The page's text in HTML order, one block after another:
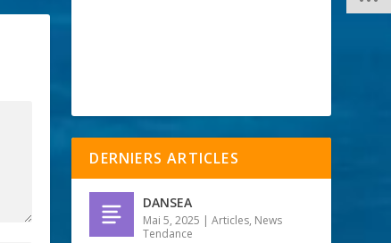
DERNIERS ARTICLES
DANSEA
Mai 5, 2025 |Articles, News
Tendance